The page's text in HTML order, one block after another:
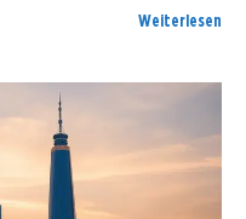
Weiterlesen